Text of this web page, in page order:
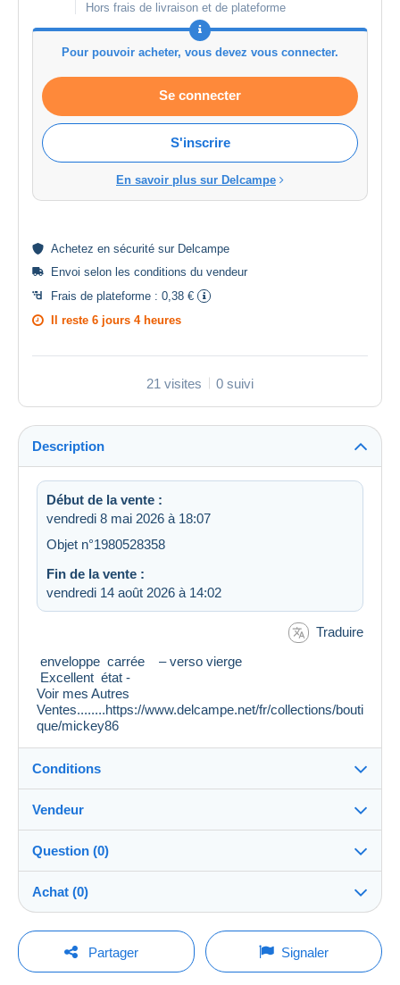
Hors frais de livraison et de plateforme
Pour pouvoir acheter, vous devez vous connecter.
Se connecter
S'inscrire
En savoir plus sur Delcampe
Achetez en sécurité sur Delcampe
Envoi selon les conditions du vendeur
Frais de plateforme : 0,38 €
Il reste 6 jours 4 heures
21 visites 0 suivi
Description
Début de la vente :
vendredi 8 mai 2026 à 18:07
Objet n°1980528358
Fin de la vente :
vendredi 14 août 2026 à 14:02
Traduire
enveloppe carrée – verso vierge
Excellent état -
Voir mes Autres
Ventes........https://www.delcampe.net/fr/collections/bouti
que/mickey86
Conditions
Destination :
Voir la liste des pays
Expédition :
Envoi après paiement
A charge de l'acheteur
Méthodes de paiement :
Vendeur
mickey86100%(73155x)
Boutique
Membre depuis le :
Question (0)
Pour poser une question, vous devez ouvrir
une session.
Achat (0)
Dernière actualisation : 09:20:31
Partager Signaler